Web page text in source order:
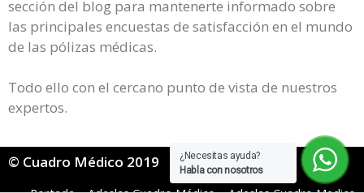
¿Necesitas ayuda?
Habla con nosotros
sección del blog para mantenerte informado sobre
las principales encuestas de satisfacción en el mundo
de las pólizas médicas.
Todo ello con el cercano punto de vista de nuestros
expertos.
© Cuadro Médico 2019